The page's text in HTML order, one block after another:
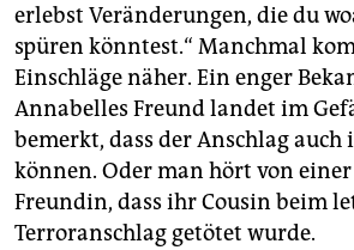
erlebst Veränderungen, die du
spüren könntest.“ Manchmal
Einschläge näher. Ein enger
Annabelles Freund landet im
bemerkt, dass der Anschlag
können. Oder man hört von
Freundin, dass ihr Cousin beim
Terroranschlag getötet wurde.